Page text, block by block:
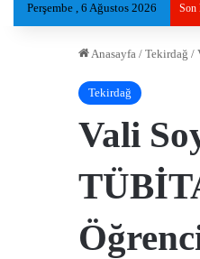
Perşembe , 6 Ağustos 2026 Son
Anasayfa / Tekirdağ /
Tekirdağ
Vali